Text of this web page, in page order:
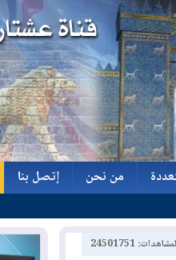
من نحن
إتصل بنا